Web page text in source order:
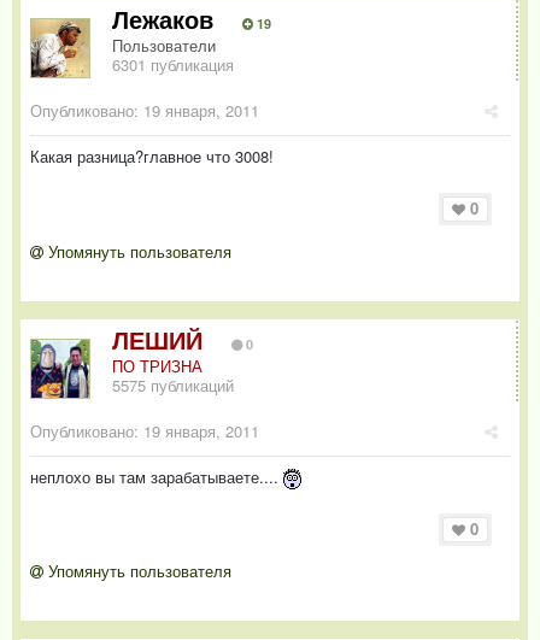
Лежаков 19
Пользователи
6301 публикация
Опубликовано: 19 января, 2011
Какая разница?главное что 3008!
0
Упомянуть пользователя
ЛЕШИЙ 0
ПО ТРИЗНА
5575 публикаций
Опубликовано: 19 января, 2011
неплохо вы там зарабатываете....
0
Упомянуть пользователя